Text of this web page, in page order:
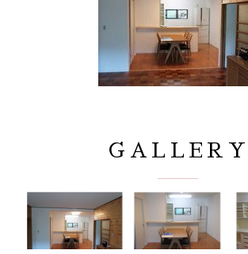
GALLERY